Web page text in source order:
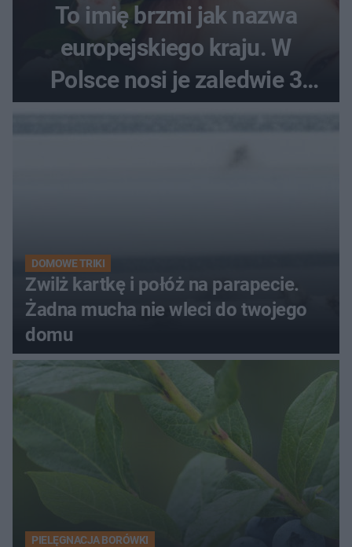
To imię brzmi jak nazwa
europejskiego kraju. W
Polsce nosi je zaledwie 3
kobiety
DOMOWE TRIKI
Zwilż kartkę i połóż na parapecie.
Żadna mucha nie wleci do twojego
domu
PIELĘGNACJA BORÓWKI